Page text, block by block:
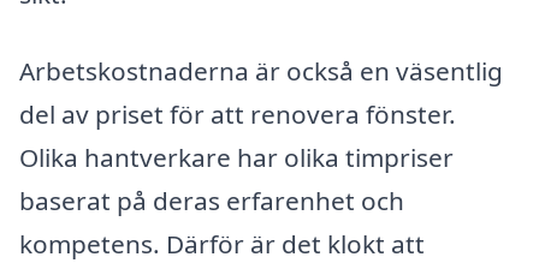
Arbetskostnaderna är också en väsentlig
del av priset för att renovera fönster.
Olika hantverkare har olika timpriser
baserat på deras erfarenhet och
kompetens. Därför är det klokt att